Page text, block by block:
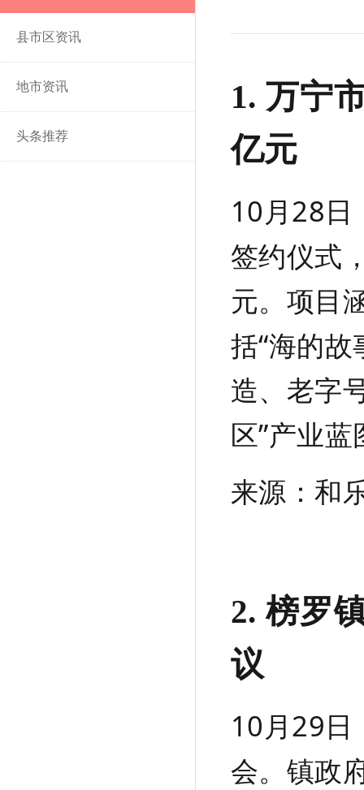
县市区资讯
地市资讯
头条推荐
1. 万宁
亿元
10月28日
签约仪式
元。项目
括“海的
造、老字
区”产业
来源：和
2. 榜罗
议
10月29日
会。镇政